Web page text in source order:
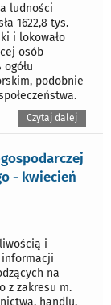
ludności
1622,8 tys.
i lokowało
osób
podobnie
Czytaj dalej
- kwiecień
i
na
z zakresu m.
handlu,